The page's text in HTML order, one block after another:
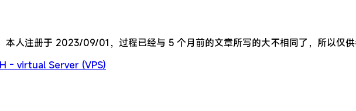
人注册于 2023/09/01，过程已经与 5 个月前的文章所写的大不相同了，所以仅
- virtual Server (VPS)